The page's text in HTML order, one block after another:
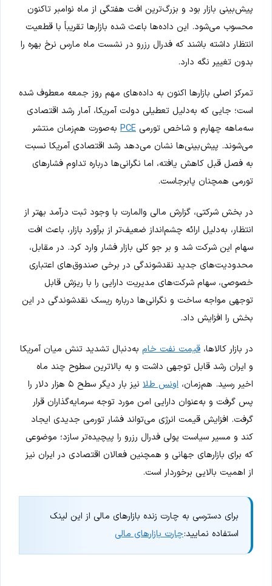
پیش‌بینی بازار بود و بزرگ‌ترین افت هفتگی از ماه نوامبر تاکنون
محسوب می‌شود. این داده‌ها باعث شده بازارها تقریباً با قطعیت
انتظار داشته باشند که فدرال رزرو در نشست ماه مارس نرخ بهره را
بدون تغییر نگه دارد.
تمرکز اصلی بازارها اکنون به داده‌های مهم روز جمعه معطوف شده
است؛ جایی که به‌دلیل تعطیلی دولت آمریکا، آمار رشد اقتصادی
سه‌ماهه چهارم و شاخص تورمی PCE به‌صورت هم‌زمان منتشر
می‌شوند. پیش‌بینی‌ها نشان می‌دهد رشد اقتصادی آمریکا نسبت
به فصل قبل کاهش یافته، اما نگرانی‌ها درباره تداوم فشارهای
تورمی همچنان پابرجاست.
در بخش شرکتی، گزارش مالی والمارت با وجود ثبت درآمد بهتر از
انتظار، به‌دلیل ارائه چشم‌انداز ضعیف‌تر از برآورد بازار، باعث افت
سهام این شرکت شد و بر جو کلی بازار فشار وارد کرد. در مقابل،
محدودیت‌های جدید نقدشوندگی در برخی صندوق‌های اعتباری
خصوصی، سهام شرکت‌های مدیریت دارایی را با ریزش قابل
توجهی مواجه ساخت و نگرانی‌ها درباره ریسک نقدشوندگی در این
بخش را افزایش داد.
در بازار کالاها، قیمت نفت خام به‌دنبال تشدید تنش میان آمریکا
و ایران رشد قابل توجهی داشت و به بالاترین سطوح چند ماه
اخیر رسید. هم‌زمان، اونس طلا
نیز بار دیگر سطح ۵ هزار دلار را
پس گرفت و به‌عنوان دارایی امن مورد توجه سرمایه‌گذاران قرار
گرفت. افزایش قیمت انرژی می‌تواند فشار تورمی جدیدی ایجاد
کند و مسیر سیاست پولی فدرال رزرو را پیچیده‌تر سازد؛ موضوعی
که برای بازارهای جهانی و همچنین فعالان اقتصادی در ایران نیز
از اهمیت بالایی برخوردار است.
برای دسترسی به چارت زنده بازارهای مالی از این لینک
استفاده نمایید:چارت بازارهای مالی